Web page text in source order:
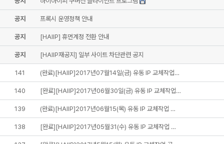
공지 프록시 운영정책 안내
공지 [HAIIP] 휴먼계정 전환 안내
공지 [HAIIP재공지] 일부 사이트 차단관련 공지
141 (완료)[HAIIP]2017년07월14일(금) 유동 IP 교체작업…
140 [완료][HAIIP]2017년06월30일(금) 유동 IP 교체작업…
139 (완료)[HAIIP]2017년06월15(목) 유동 IP 교체작업 …
138 [완료][HAIIP]2017년05월31(수) 유동 IP 교체작업 …